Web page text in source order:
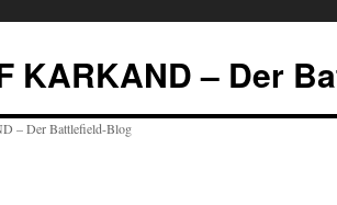
KARKAND – Der